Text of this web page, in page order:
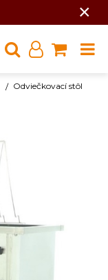
×
Odviečkovací stôl